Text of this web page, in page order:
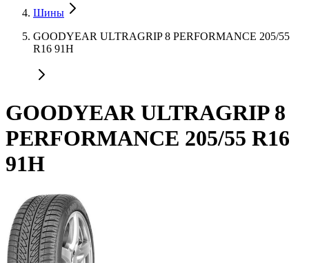
Шины
GOODYEAR ULTRAGRIP 8 PERFORMANCE 205/55
R16 91H
GOODYEAR ULTRAGRIP 8
PERFORMANCE 205/55 R16
91H